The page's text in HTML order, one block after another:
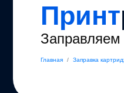
Принт
Заправляем
Главная / Заправка